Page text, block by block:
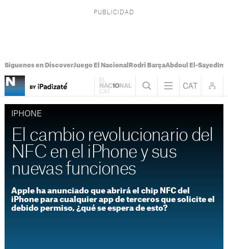
Síguenos en DiscoverJuego El Nacional Rodri BarçaAbdoul El-Sayed
IPHONE
El cambio revolucionario del
NFC en el iPhone y sus
nuevas funciones
Apple ha anunciado que abrirá el chip NFC del
iPhone para cualquier app de terceros que solicite el
debido permiso, ¿qué se espera de esto?